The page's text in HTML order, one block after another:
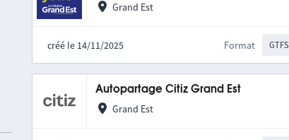
Grand Est
créé le 14/11/2025 Format GTFS
Autopartage Citiz Grand Est
Grand Est